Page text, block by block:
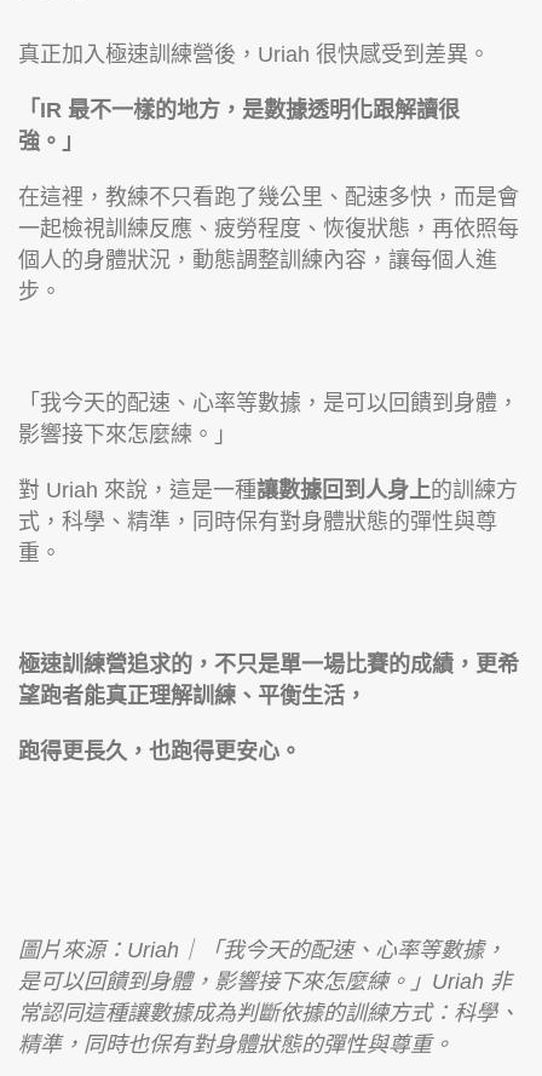
真正加入極速訓練營後，Uriah 很快感受到差異。
「IR 最不一樣的地方，是數據透明化跟解讀很
強。」
在這裡，教練不只看跑了幾公里、配速多快，而是會
一起檢視訓練反應、疲勞程度、恢復狀態，再依照每
個人的身體狀況，動態調整訓練內容，讓每個人進
步。
「我今天的配速、心率等數據，是可以回饋到身體，
影響接下來怎麼練。」
對 Uriah 來說，這是一種讓數據回到人身上的訓練方
式，科學、精準，同時保有對身體狀態的彈性與尊
重。
極速訓練營追求的，不只是單一場比賽的成績，更希
望跑者能真正理解訓練、平衡生活，
跑得更長久，也跑得更安心。
圖片來源：Uriah｜「我今天的配速、心率等數據，
是可以回饋到身體，影響接下來怎麼練。」Uriah 非
常認同這種讓數據成為判斷依據的訓練方式：科學、
精準，同時也保有對身體狀態的彈性與尊重。